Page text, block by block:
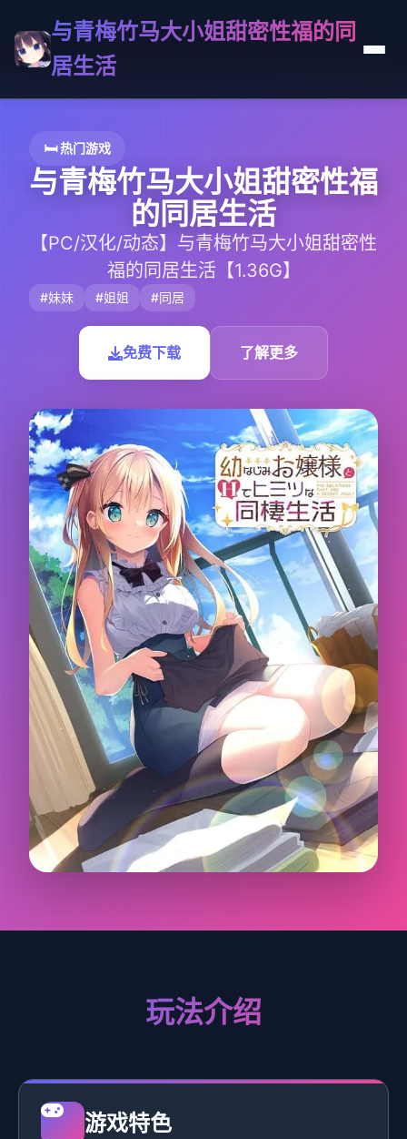
与青梅竹马大小姐甜密性福的同
居生活
🛏️ 热门游戏
与青梅竹马大小姐甜密性福
的同居生活
【PC/汉化/动态】与青梅竹马大小姐甜密性
福的同居生活【1.36G】
#妹妹 #姐姐 #同居
免费下载 了解更多
玩法介绍
游戏特色